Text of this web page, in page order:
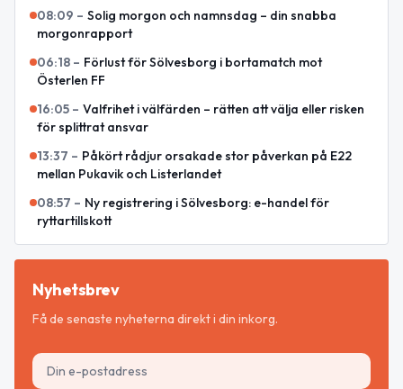
08:09 – Solig morgon och namnsdag – din snabba
morgonrapport
06:18 – Förlust för Sölvesborg i bortamatch mot
Österlen FF
16:05 – Valfrihet i välfärden – rätten att välja eller risken
för splittrat ansvar
13:37 – Påkört rådjur orsakade stor påverkan på E22
mellan Pukavik och Listerlandet
08:57 – Ny registrering i Sölvesborg: e-handel för
ryttartillskott
Nyhetsbrev
Få de senaste nyheterna direkt i din inkorg.